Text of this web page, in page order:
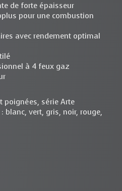
de forte épaisseur
pour une combustion
avec rendement optimal
à 4 feux gaz
poignées, série Arte
blanc, vert, gris, noir, rouge,